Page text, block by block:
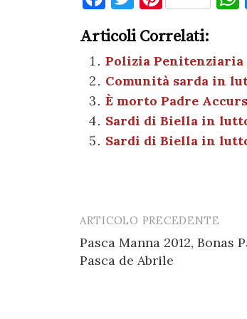
c
e
b
o
o
it
te
r
er
es
t
Articoli Correlati:
Polizia Penitenziaria
Comunità sarda in
È morto Padre
Sardi di Biella in
Sardi di Biella in
Post
navigation
ARTICOLO PRECEDENTE
Pasca Manna 2012, Bonas
Pasca de Abrile